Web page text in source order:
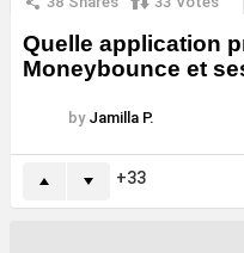
Quelle application
Moneybounce et
by Jamilla P.
33